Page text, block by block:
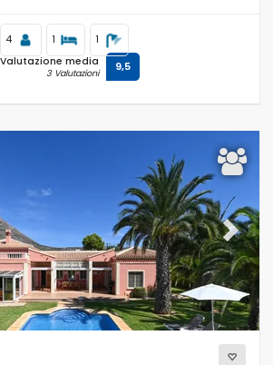
4 1 1
Valutazione media
3 Valutazioni 9,5
Next